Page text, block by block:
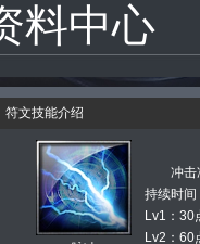
料中心
符文技能介绍
冲击
持续时
Lv1：30
Lv2：60